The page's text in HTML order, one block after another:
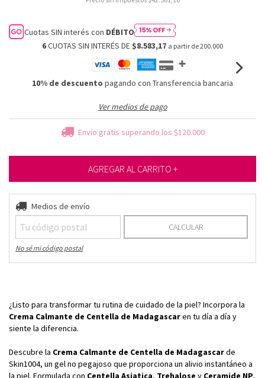
Cuotas SIN interés con DÉBITO
6CUOTAS SIN INTERÉS DE $8.583,17
10% de descuento pagando con Transferencia bancaria
Ver medios de pago
Envío gratis superando los $120.000
Entregas para el CP:
Medios de envío
CALCULAR
No sé mi código postal
¿Listo para transformar tu rutina de cuidado de la piel? Incorpora la
Crema Calmante de Centella de Madagascaren tu día a día y
siente la diferencia.
Descubre la Crema Calmante de Centella de Madagascarde
Skin1004, un gel no pegajoso que proporciona un alivio instantáneo a
la piel. Formulada con Centella Asiatica, Trehalose y Ceramide NP,